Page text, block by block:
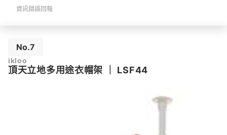
資訊錯誤回報
No.7
ikloo
頂天立地多用途衣帽架 LSF44